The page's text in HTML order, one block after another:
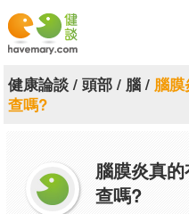
漫漫健康
關於健談
聯絡我們
健康論談/ 頭部/ 腦/ 腦
查嗎?
腦膜炎真
查嗎?